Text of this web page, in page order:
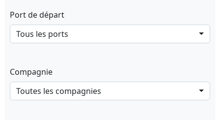
Port de départ
Tous les ports
Compagnie
Toutes les compagnies